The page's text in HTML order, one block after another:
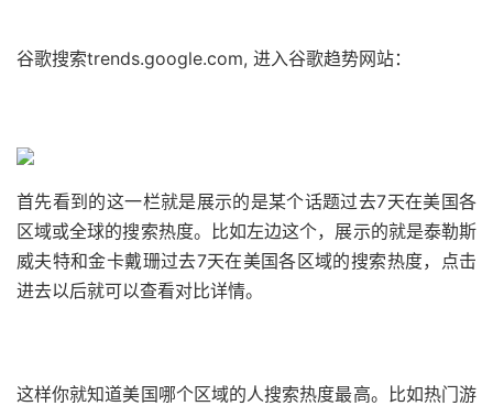
谷歌搜索trends.google.com, 进入谷歌趋势网站：
首先看到的这一栏就是展示的是某个话题过去7天在美国各
区域或全球的搜索热度。比如左边这个，展示的就是泰勒斯
威夫特和金卡戴珊过去7天在美国各区域的搜索热度，点击
进去以后就可以查看对比详情。
这样你就知道美国哪个区域的人搜索热度最高。比如热门游